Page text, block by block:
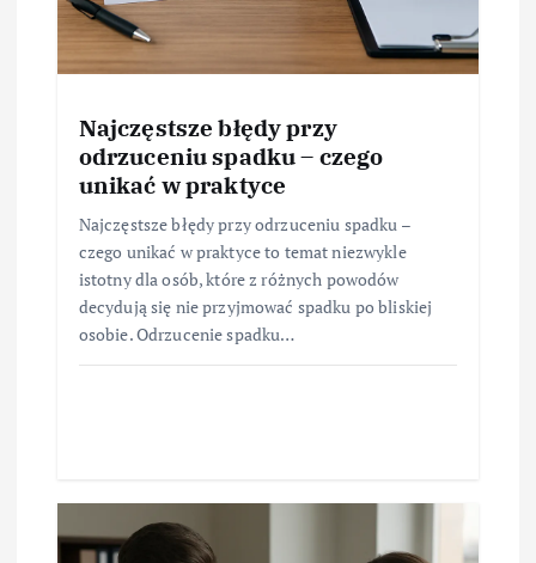
Najczęstsze błędy przy
odrzuceniu spadku – czego
unikać w praktyce
Najczęstsze błędy przy odrzuceniu spadku –
czego unikać w praktyce to temat niezwykle
istotny dla osób, które z różnych powodów
decydują się nie przyjmować spadku po bliskiej
osobie. Odrzucenie spadku…